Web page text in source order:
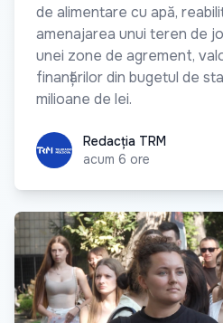
de alimentare cu apă,
amenajarea unui teren de
unei zone de agrement,
finanțărilor din bugetul de
milioane de lei.
Redacția TRM
Redacția TRM
acum 6 ore